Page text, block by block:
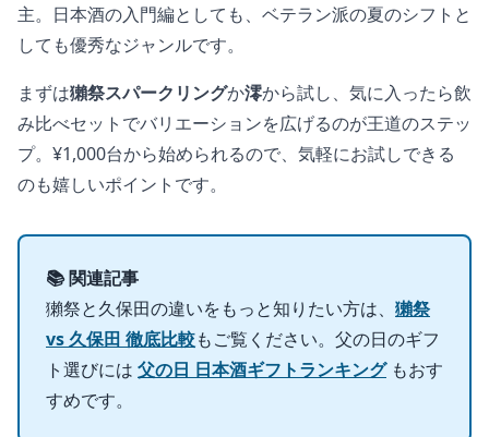
主。日本酒の入門編としても、ベテラン派の夏のシフトと
しても優秀なジャンルです。
まずは獺祭スパークリングか澪から試し、気に入ったら飲
み比べセットでバリエーションを広げるのが王道のステッ
プ。¥1,000台から始められるので、気軽にお試しできる
のも嬉しいポイントです。
📚 関連記事
獺祭と久保田の違いをもっと知りたい方は、 獺祭
vs 久保田 徹底比較もご覧ください。父の日のギフ
ト選びには 父の日 日本酒ギフトランキングもおす
すめです。